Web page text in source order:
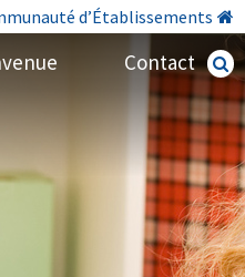
d’Établissements
Contact